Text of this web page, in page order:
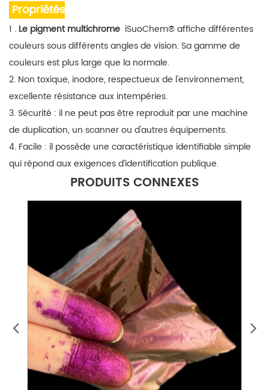
Propriétés
1 . Le pigment multichrome iSuoChem®affiche différentes
couleurs sous différents angles de vision. Sa gamme de
couleurs est plus large que la normale.
2. Non toxique, inodore, respectueux de l'environnement,
excellente résistance aux intempéries.
3. Sécurité : il ne peut pas être reproduit par une machine
de duplication, un scanner ou d'autres équipements.
4. Facile : il possède une caractéristique identifiable simple
qui répond aux exigences d’identification publique.
PRODUITS CONNEXES